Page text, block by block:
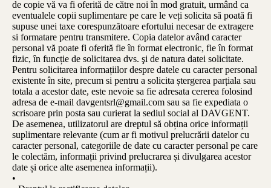
de copie vă va fi oferită de către noi în mod gratuit, urmând ca
eventualele copii suplimentare pe care le veți solicita să poată fi
supuse unei taxe corespunzătoare efortului necesar de extragere
si formatare pentru transmitere. Copia datelor având caracter
personal vă poate fi oferită fie în format electronic, fie în format
fizic, în funcție de solicitarea dvs. şi de natura datei solicitate.
Pentru solicitarea informațiilor despre datele cu caracter personal
existente în site, precum si pentru a solicita ștergerea parțiala sau
totala a acestor date, este nevoie sa fie adresata cererea folosind
adresa de e-mail davgentsrl@gmail.com sau sa fie expediata o
scrisoare prin posta sau curierat la sediul social al DAVGENT.
De asemenea, utilizatorul are dreptul să obțina orice informații
suplimentare relevante (cum ar fi motivul prelucrării datelor cu
caracter personal, categoriile de date cu caracter personal pe care
le colectăm, informații privind prelucrarea și divulgarea acestor
date și orice alte asemenea informații).
•